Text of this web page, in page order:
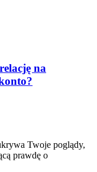
na
Twoje poglądy,
prawdę o